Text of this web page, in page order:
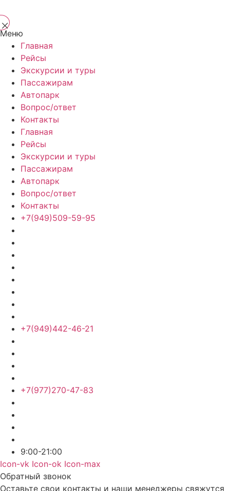
Меню
Главная
Рейсы
Экскурсии и туры
Пассажирам
Автопарк
Вопрос/ответ
Контакты
Главная
Рейсы
Экскурсии и туры
Пассажирам
Автопарк
Вопрос/ответ
Контакты
+7(949)509-59-95
+7(949)442-46-21
+7(977)270-47-83
9:00-21:00
Icon-vk Icon-ok Icon-max
Обратный звонок
Оставьте свои контакты и наши менеджеры свяжутся